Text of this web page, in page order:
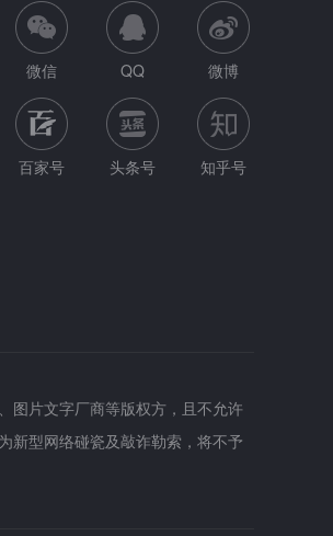
微信 QQ 微博
百家号 头条号 知乎号
图片文字厂商等版权方，且不允许
新型网络碰瓷及敲诈勒索，将不予